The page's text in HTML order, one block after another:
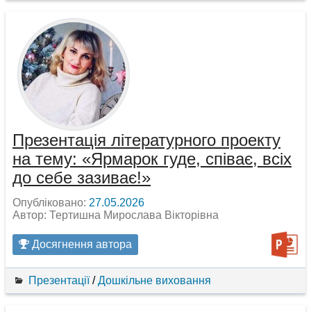
Презентація літературного проекту
на тему: «Ярмарок гуде, співає, всіх
до себе зазиває!»
Опубліковано: 27.05.2026
Автор: Тертишна Мирослава Вікторівна
Досягнення автора
Презентації/Дошкільне виховання